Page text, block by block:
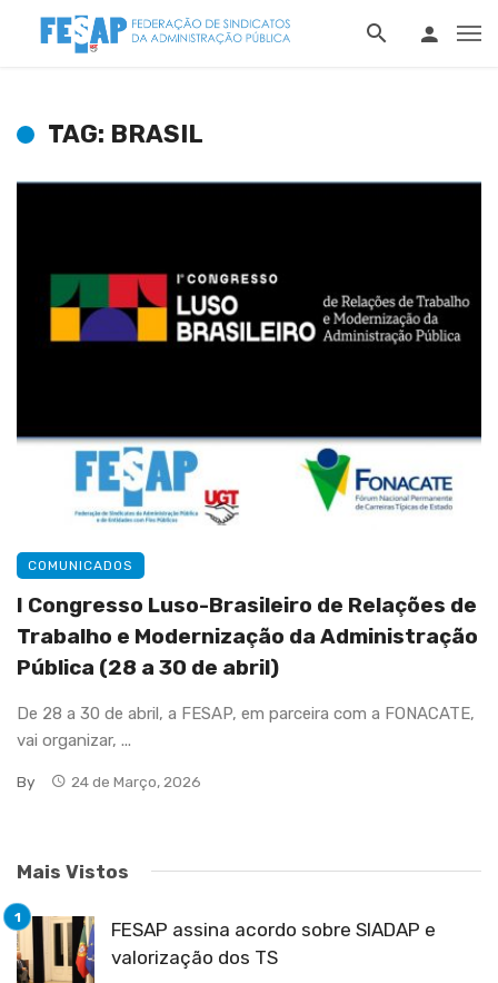
TAG: BRASIL
COMUNICADOS
I Congresso Luso-Brasileiro de Relações de
Trabalho e Modernização da Administração
Pública (28 a 30 de abril)
De 28 a 30 de abril, a FESAP, em parceira com a FONACATE,
vai organizar, ...
By 24 de Março, 2026
Mais Vistos
FESAP assina acordo sobre SIADAP e
valorização dos TS